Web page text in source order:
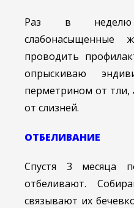
Раз в неделю
слабонасыщенные
проводить
опрыскиваю
перметрином от тли,
от слизней.
ОТБЕЛИВАНИЕ
Спустя 3 месяца
отбеливают.
связывают их